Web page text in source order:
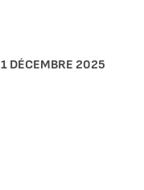
1 DÉCEMBRE 2025